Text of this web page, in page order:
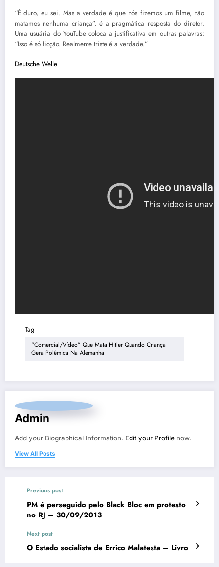
“É duro, eu sei. Mas a verdade é que nós fizemos um filme, não
matamos nenhuma criança”, é a pragmática resposta do diretor.
Uma usuária do YouTube coloca a justificativa em outras palavras:
“Isso é só ficção. Realmente triste é a verdade.”
Deutsche Welle
Tag
“Comercial/vídeo” Que Mata Hitler Quando Criança
Gera Polêmica Na Alemanha
Admin
Add your Biographical Information. Edit your Profile now.
View All Posts
Previous post
PM é perseguido pelo Black Bloc em protesto
no RJ – 30/09/2013
Next post
O Estado socialista de Errico Malatesta – Livro